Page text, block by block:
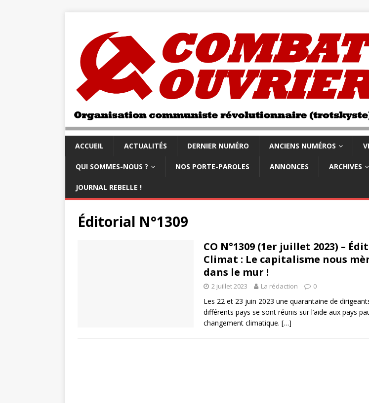
ACCUEIL ACTUALITÉS DERNIER NUMÉRO ANCIENS NUMÉROS
QUI SOMMES-NOUS ? NOS PORTE-PAROLES ANNONCES ARCHIVES
JOURNAL REBELLE !
Éditorial N°1309
CO N°1309 (1er juillet 2023) –
Climat : Le capitalisme nous
dans le mur !
2 juillet 2023 La rédaction 0
Les 22 et 23 juin 2023 une quarantaine de
différents pays se sont réunis sur l’aide aux pays
changement climatique. […]